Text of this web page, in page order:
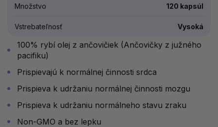
100% rybí olej z ančovičiek (Ančovičky z južného
pacifiku)
Prispievajú k normálnej činnosti srdca
Prispieva k udržaniu normálnej činnosti mozgu
Prispieva k udržaniu normálneho stavu zraku
Non-GMO a bez lepku
Množstvo 120 kapsúl
Vstrebateľnosť Vysoká